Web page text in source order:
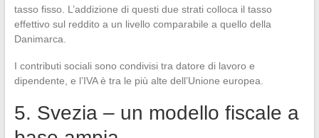
tasso fisso. L’addizione di questi due strati colloca il tasso
effettivo sul reddito a un livello comparabile a quello della
Danimarca.
I contributi sociali sono condivisi tra datore di lavoro e
dipendente, e l’IVA è tra le più alte dell’Unione europea.
5. Svezia – un modello fiscale a